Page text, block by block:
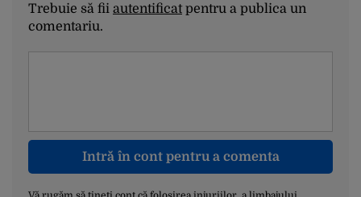
Trebuie să fii autentificatpentru a publica un
comentariu.
Intră în cont pentru a comenta